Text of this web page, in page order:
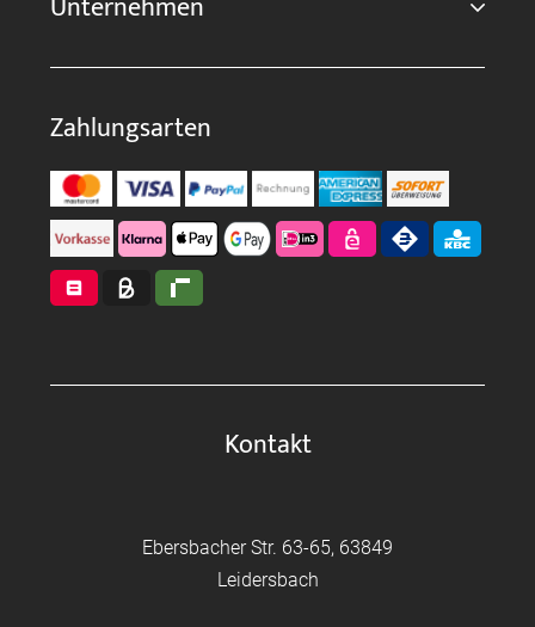
Zahlungsarten
Kontakt
Ebersbacher Str. 63-65, 63849
Leidersbach